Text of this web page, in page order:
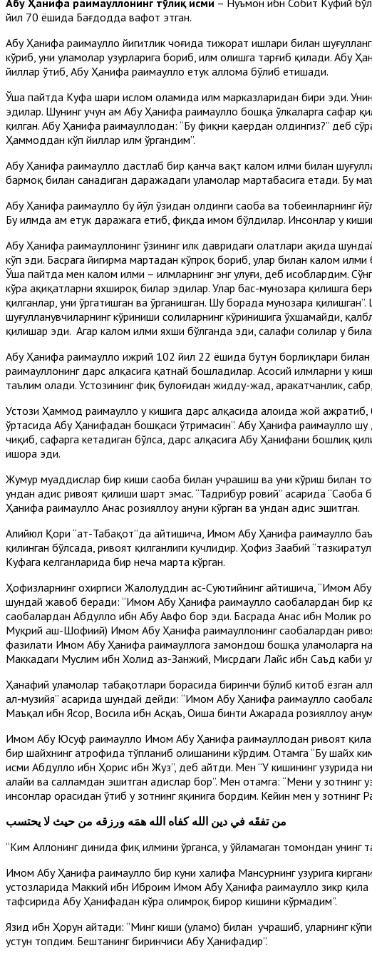
йил 70 ёшида Бағдодда вафот этган.
Абу Ҳанифа раҳимаҳуллоҳ йигитлик чоғида тижорат ишлари билан
кўриб, уни уламолар ҳузурларига бориб, илм олишга тарғиб қилади. Абу
йиллар ўтиб, Абу Ҳанифа раҳимаҳуллоҳ етук аллома бўлиб етишади.
Ўша пайтда Куфа шаҳри ислом оламида илм марказларидан бири эди.
эдилар. Шунинг учун ҳам Абу Ҳанифа раҳимаҳуллоҳ бошқа ўлкаларга
қилган. Абу Ҳанифа раҳимаҳуллоҳдан: “Бу фиқҳни қаердан олдингиз?” деб
Ҳаммоддан кўп йиллар илм ўргандим”.
Абу Ҳанифа раҳимаҳуллоҳ дастлаб бир қанча вақт калом илми билан
бармоқ билан санадиган даражадаги уламолар мартабасига етади. Бу
Абу Ҳанифа раҳимаҳуллоҳ бу йўл ўзидан олдинги саҳоба ва
Бу илмда ҳам етук даражага етиб, фиқҳда имом бўлдилар. Инсонлар у
Абу Ҳанифа раҳимаҳуллоҳнинг ўзининг илк давридаги ҳолатлари ҳақида
кўп эди. Басрага йигирма мартадан кўпроқ бориб, улар билан калом
Ўша пайтда мен калом илми – илмларнинг энг улуғи, деб ҳисоблардим.
кўра ҳақиқатларни яхшироқ билар эдилар. Улар баҳс-мунозара қилишга
қилганлар, уни ўргатишган ва ўрганишган. Шу борада мунозара
шуғулланувчиларнинг кўриниши солиҳларнинг кўринишига ўхшамайди,
қилишар эди. Агар калом илми яхши бўлганда эди, салафи солиҳлар у
Абу Ҳанифа раҳимаҳуллоҳ ҳижрий 102 йил 22 ёшида бутун борлиқлари
раҳимаҳуллоҳнинг дарс ҳалқасига қатнай бошладилар. Асосий
таълим олади. Устозининг фиқҳ булоғидан жидду-жаҳд, ҳаракатчанлик,
Устози Ҳаммод раҳимаҳуллоҳ у кишига дарс ҳалқасида алоҳида жой
ўртасида Абу Ҳанифадан бошқаси ўтримасин”. Абу Ҳанифа раҳимаҳуллоҳ
чиқиб, сафарга кетадиган бўлса, дарс ҳалқасига Абу Ҳанифани бошлиқ
ишора эди.
Жумҳур муҳҳаддислар бир киши саҳоба билан учрашиш ва уни кўриш
ундан ҳадис ривоят қилиши шарт эмас. “Тадрибур ровий” асарида
Ҳанифа раҳимаҳуллоҳ Анас розияллоҳу анҳуни кўрган ва ундан ҳадис эшитган.
Алийюл Қори “ат-Табақот”да айтишича, Имом Абу Ҳанифа раҳимаҳуллоҳ
қилинган бўлсада, ривоят қилганлиги кучлидир. Ҳофиз Заҳабий
Куфага келганларида бир неча марта кўрган.
Ҳофизларнинг охиргиси Жалолуддин ас-Суютийнинг айтишича, “Имом Абу
шундай жавоб беради: “Имом Абу Ҳанифа раҳимаҳуллоҳ саҳобалардан бир
саҳобалардан Абдуллоҳ ибн Абу Авфо бор эди. Басрада Анас ибн Молик
Муқрий аш-Шофиий) Имом Абу Ҳанифа раҳимаҳуллоҳнинг саҳобалардан
фазилати Имом Абу Ҳанифа раҳимаҳуллоҳга замондош бошқа
Маккадаги Муслим ибн Холид аз-Занжий, Мисрдаги Лайс ибн Саъд каби
Ҳанафий уламолар табақотлари борасида биринчи бўлиб китоб ёзган
ал-музийя” асарида шундай дейди: “Имом Абу Ҳанифа раҳимаҳуллоҳ
Маъқал ибн Ясор, Восила ибн Асқаъ, Оиша бинти Ажарада розияллоҳу
Имом Абу Юсуф раҳимаҳуллоҳ Имом Абу Ҳанифа раҳимаҳуллоҳдан ривоят
бир шайхнинг атрофида тўпланиб олишанини кўрдим. Отамга “Бу шайх
исми Абдуллоҳ ибн Ҳорис ибн Жуз”, деб айтди. Мен “У кишининг ҳузурида
алайҳи ва салламдан эшитган ҳадислар бор”. Мен отамга: “Мени у зотнинг
инсонлар орасидан ўтиб у зотнинг яқинига бордим. Кейин мен у зотнинг
من تفقَه في دين الله كفاه الله همَه ورزقه من حيث لا يحتسب
“Ким Аллоҳнинг динида фиқҳ илмини ўрганса, у ўйламаган томондан
Имом Абу Ҳанифа раҳимаҳуллоҳ бир куни халифа Мансурнинг ҳузурига
устозларида Маккий ибн Иброҳим Имом Абу Ҳанифа раҳимаҳуллоҳ зикр
тафсирида Абу Ҳанифадан кўра олимроқ бирор кишини кўрмадим”.
Язид ибн Ҳорун айтади: “Минг киши (уламо) билан учрашиб, уларнинг
устун топдим. Бештанинг биринчиси Абу Ҳанифадир”.